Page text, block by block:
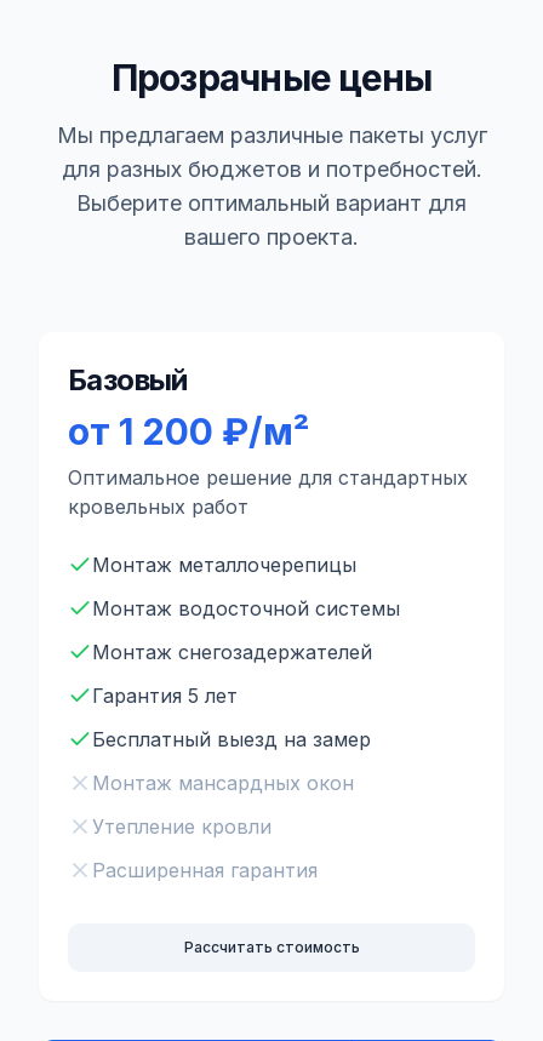
Прозрачные цены
Мы предлагаем различные пакеты услуг
для разных бюджетов и потребностей.
Выберите оптимальный вариант для
вашего проекта.
Базовый
от 1 200 ₽/м²
Оптимальное решение для стандартных
кровельных работ
Монтаж металлочерепицы
Монтаж водосточной системы
Монтаж снегозадержателей
Гарантия 5 лет
Бесплатный выезд на замер
Монтаж мансардных окон
Утепление кровли
Расширенная гарантия
Рассчитать стоимость